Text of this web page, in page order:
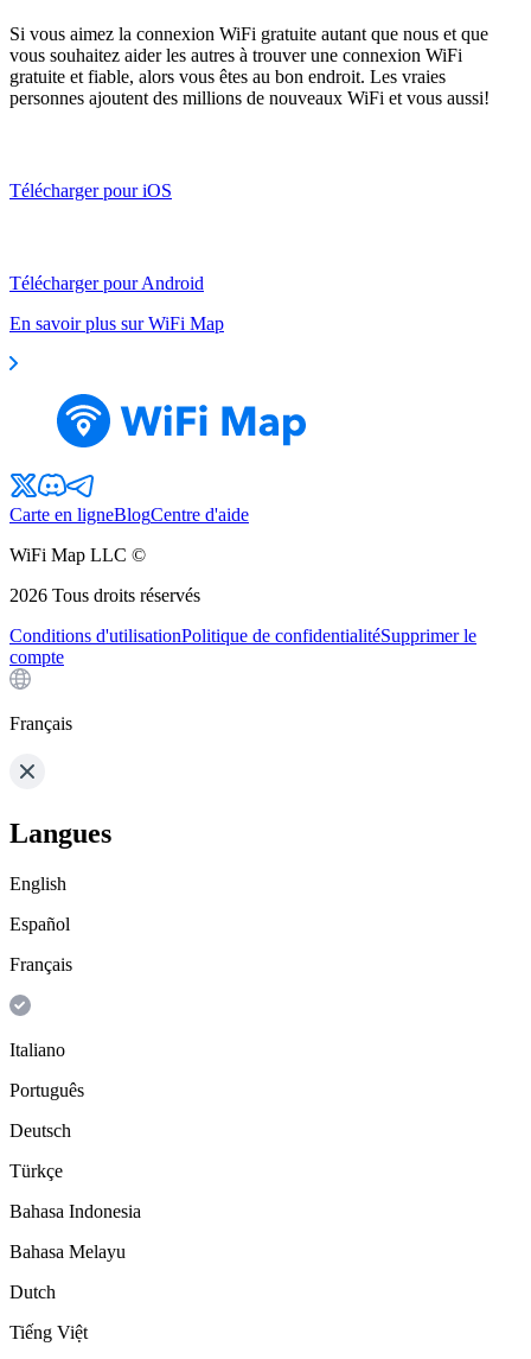
Si vous aimez la connexion WiFi gratuite autant que nous et que
vous souhaitez aider les autres à trouver une connexion WiFi
gratuite et fiable, alors vous êtes au bon endroit. Les vraies
personnes ajoutent des millions de nouveaux WiFi et vous aussi!
Télécharger pour iOS
Télécharger pour Android
En savoir plus sur WiFi Map
Carte en ligneBlogCentre d'aide
WiFi Map LLC ©
2026 Tous droits réservés
Conditions d'utilisationPolitique de confidentialitéSupprimer le
compte
Français
Langues
English
Español
Français
Italiano
Português
Deutsch
Türkçe
Bahasa Indonesia
Bahasa Melayu
Dutch
Tiếng Việt